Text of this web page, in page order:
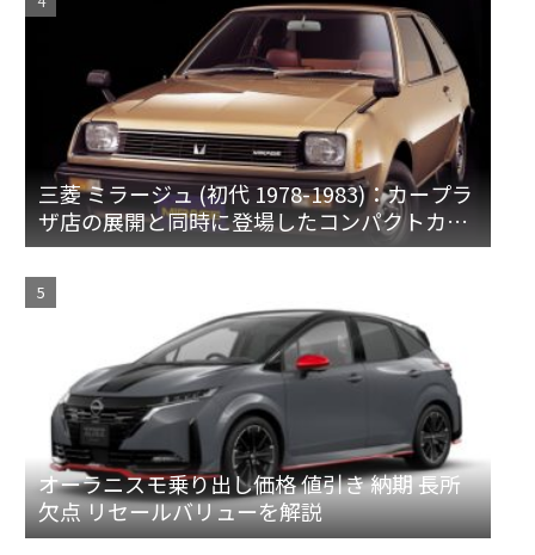
三菱 ミラージュ (初代 1978-1983)：カープラ
ザ店の展開と同時に登場したコンパクトカー
[A15♯]
オーラニスモ乗り出し価格 値引き 納期 長所
欠点 リセールバリューを解説